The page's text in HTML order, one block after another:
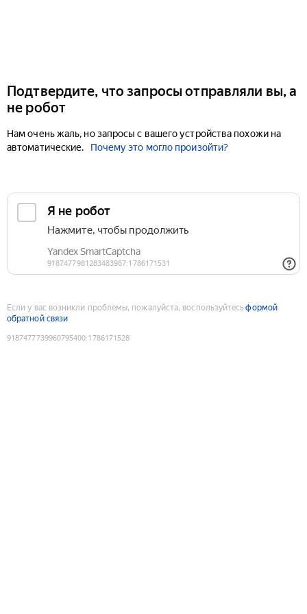
Подтвердите, что запросы отправляли вы, а
не робот
Нам очень жаль, но запросы с вашего устройства похожи на
автоматические.
Почему это могло произойти?
Если у вас возникли проблемы, пожалуйста, воспользуйтесьформой
обратной связи
9187477739960795400:1786171528